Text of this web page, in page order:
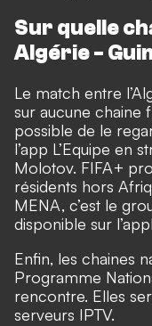
Sur quelle
Algérie -
Le match entre
sur aucune chaine
possible de le
l’app L’Equipe en
Molotov. FIFA+
résidents hors
MENA, c’est le
disponible sur
Enfin, les chaines
Programme
rencontre. Elles
serveurs IPTV.